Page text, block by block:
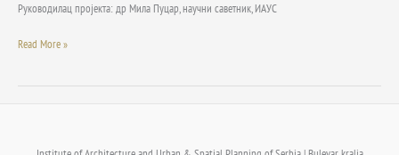
Руководилац пројекта: др Мила Пуцар, научни саветник, ИАУС
Read More »